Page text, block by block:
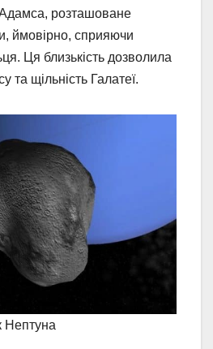
розташоване
ймовірно, сприяючи
Ця близькість дозволила
та щільність Галатеї.
Нептуна